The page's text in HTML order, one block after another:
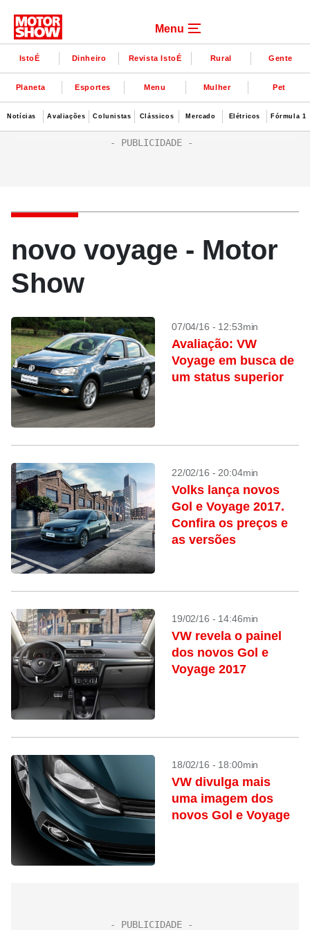
Menu
IstoÉ Dinheiro Revista IstoÉ Rural Gente
Planeta Esportes Menu Mulher Pet
Notícias Avaliações Colunistas Clássicos Mercado Elétricos Fórmula 1
novo voyage - Motor
Show
07/04/16 - 12:53min
Avaliação: VW
Voyage em busca de
um status superior
22/02/16 - 20:04min
Volks lança novos
Gol e Voyage 2017.
Confira os preços e
as versões
19/02/16 - 14:46min
VW revela o painel
dos novos Gol e
Voyage 2017
18/02/16 - 18:00min
VW divulga mais
uma imagem dos
novos Gol e Voyage